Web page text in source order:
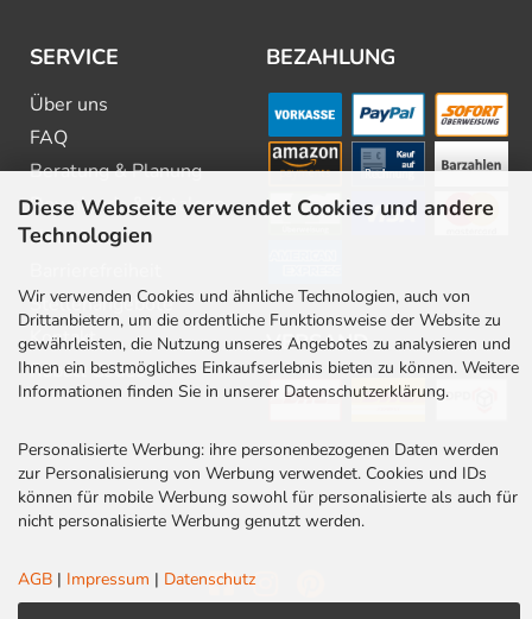
Diese Webseite verwendet Cookies und andere
Technologien
Wir verwenden Cookies und ähnliche Technologien, auch von
Drittanbietern, um die ordentliche Funktionsweise der Website zu
gewährleisten, die Nutzung unseres Angebotes zu analysieren und
Ihnen ein bestmögliches Einkaufserlebnis bieten zu können. Weitere
Informationen finden Sie in unserer Datenschutzerklärung.
Personalisierte Werbung: ihre personenbezogenen Daten werden
zur Personalisierung von Werbung verwendet. Cookies und IDs
können für mobile Werbung sowohl für personalisierte als auch für
nicht personalisierte Werbung genutzt werden.
AGB | Impressum | Datenschutz
SERVICE
Über uns
FAQ
Beratung & Planung
Downloads & Kataloge
Newsletter
Stellenangebote
Kontakt
Rabatt Codes
BEZAHLUNG
VERSAND